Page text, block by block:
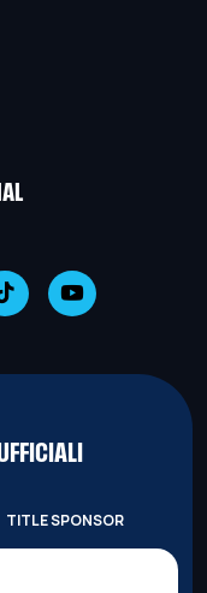
TITLE SPONSOR